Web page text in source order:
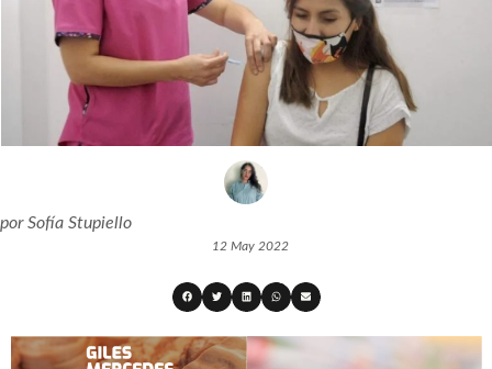
porSofía Stupiello
12 May 2022